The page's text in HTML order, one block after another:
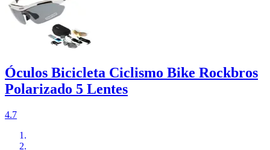
Óculos Bicicleta Ciclismo Bike Rockbros
Polarizado 5 Lentes
4.7